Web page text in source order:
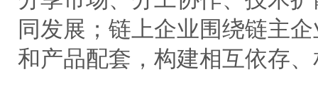
同发展；链上企业围绕链主
和产品配套，构建相互依存